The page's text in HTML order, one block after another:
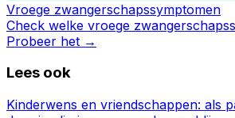
Vroege zwangerschapssymptomen
Check welke vroege
Probeer het →
Lees ook
Kinderwens en vriendschappen: als